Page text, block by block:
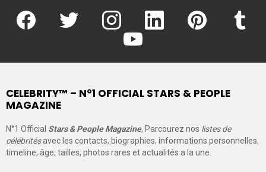
facebook twitter instagram linkedin pinterest
youtube
CELEBRITY™ – N°1 OFFICIAL STARS & PEOPLE
MAGAZINE
N°1 Official Stars & People Magazine, Parcourez nos listes de
célébritésavec les contacts, biographies, informations personnelles,
timeline, âge, tailles, photos rares et actualités a la une.